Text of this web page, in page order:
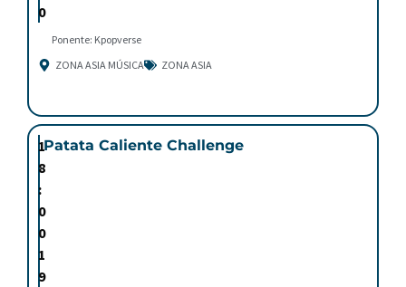
0
Ponente: Kpopverse
ZONA ASIA MÚSICA
ZONA ASIA
1
8
:
0
0
1
9
Patata Caliente Challenge